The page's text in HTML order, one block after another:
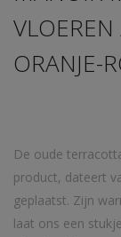
ORANJE-
De oude
product, dateert
geplaatst. Zijn
laat ons een